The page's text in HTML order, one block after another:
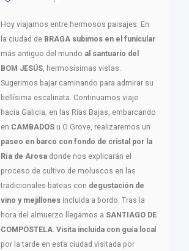
Hoy viajamos entre hermosos paisajes. En
la ciudad de BRAGA subimos en el funicular
más antiguo del mundo al santuario del
BOM JESÚS, hermosísimas vistas.
Sugerimos bajar caminando para admirar su
bellísima escalinata. Continuamos viaje
hacia Galicia; en las Rías Bajas, embarcando
en CAMBADOS u O Grove, realizaremos un
paseo en barco con fondo de cristal por la
Ría de Arosa donde nos explicarán el
proceso de cultivo de moluscos en las
tradicionales bateas con degustación de
vino y mejillones incluida a bordo. Tras la
hora del almuerzo llegamos a SANTIAGO DE
COMPOSTELA. Visita incluida con guía loca
por la tarde en esta ciudad visitada por